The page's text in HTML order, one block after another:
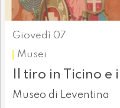
Giovedì 07
Musei
Il tiro in Ticino e
Museo di Leventina